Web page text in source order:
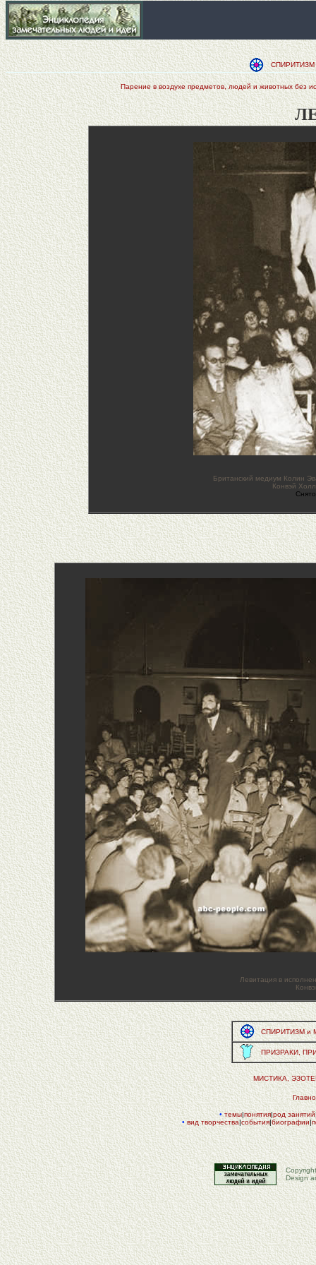
СПИРИТИЗМ
Парение в воздухе предметов, людей и животных без
Британский медиум Колин
Конвэй
Левитация в
СПИРИТИЗМ и
ПРИЗРАКИ,
МИСТИКА,
•темы|понятия|род занятий
•вид творчества|события|биографии|
Design